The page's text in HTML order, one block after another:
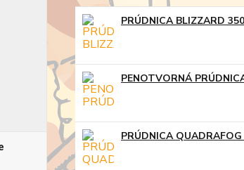
PRÚDNICA BLIZZARD 350
PENOTVORNÁ
PRÚDNICA